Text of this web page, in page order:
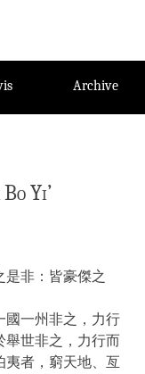
Archive
Yi’
是非：皆豪傑之
國一州非之，力行
舉世非之，力行而
夷者，窮天地、亙